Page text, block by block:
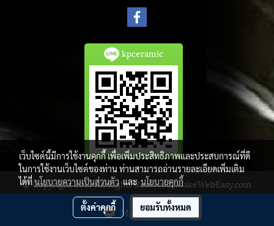
Message Us
kpceramic
© Copyright 2015 All Rights Reserved. MakeWebEasy.com
ผู้เข้าชมวันนี้ 1
เว็บไซต์นี้มีการใช้งานคุกกี้ เพื่อเพิ่มประสิทธิภาพและประสบการณ์ที่ดี
ในการใช้งานเว็บไซต์ของท่าน ท่านสามารถอ่านรายละเอียดเพิ่มเติม
ได้ที่นโยบายความเป็นส่วนตัวและนโยบายคุกกี้
ตั้งค่าคุกกี้ ยอมรับทั้งหมด